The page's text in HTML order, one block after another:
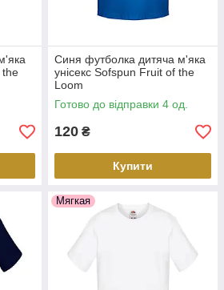
the
Синя футболка дитяча м'яка
унісекс Sofspun Fruit of the
Loom
Готово до відправки 4 од.
120 ₴
Купити
Мягкая